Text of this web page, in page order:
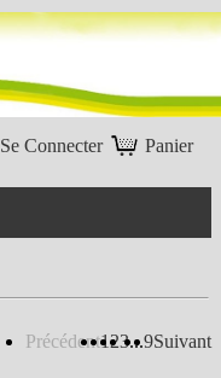
Panier
Se Connecter
Précédent123...9Suivant